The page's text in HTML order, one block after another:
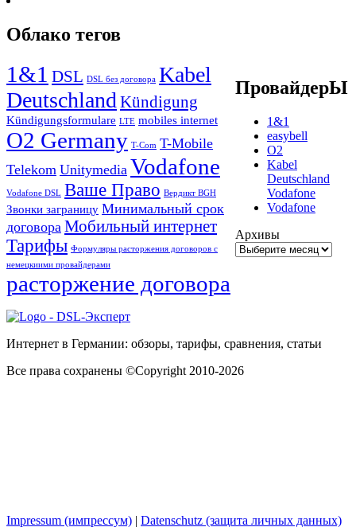
Облако тегов
1&1 DSL DSL без договора Kabel
Deutschland Kündigung
Kündigungsformulare LTE mobiles internet
O2 Germany T-Com T-Mobile
Telekom Unitymedia Vodafone
Vodafone DSL Ваше Право Вердикт BGH
Звонки заграницу Минимальный срок
договора Мобильный интернет
Тарифы Формуляры расторжения договоров с
немецкиими провайдерами
расторжение договора
ПровайдерЫ
1&1
easybell
O2
Kabel
Deutschland
Vodafone
Vodafone
Архивы
Интернет в Германии: обзоры, тарифы, сравнения, статьи
Все права сохранены ©Copyright 2010-2026
Impressum (импрессум) | Datenschutz (защита личных данных)